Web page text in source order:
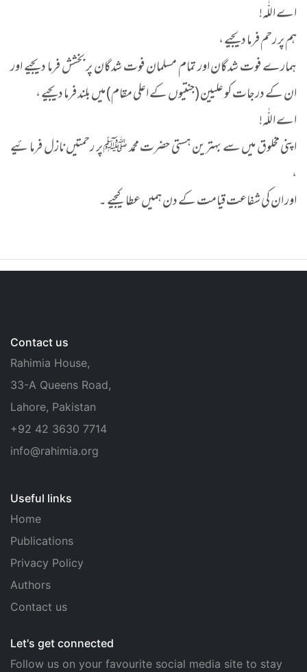
اے اللّٰہ!
ہم پر رحم فرما دیجیے ،
ہمارے فوت شدگان اور تمام مسلمان فوت شدگان پر بخشش فرما دیجیے اور
ان کے درجات کو علیین (جنتیوں کے اعلی مقام) میں بلند فرما دیجیے ،
اے اللّٰہ!
اپنی مخلوق میں سے بہترین ہستی حضرت محمد ﷺ پر رحمتیں نازل فرمائیے
،
اور ان کی شفاعت قیامت کے دن ہمیں عطا کیجیے ۔
Contact us
Rahimia House,
33-A Queens Road,
Lahore, Pakistan
+92 42 3630 7714
info@rahimia.org
Useful links
Home
Publications
Privacy Policy
Authors
Contact us
Let's get connected
Follow us on your favourite social media site to stay